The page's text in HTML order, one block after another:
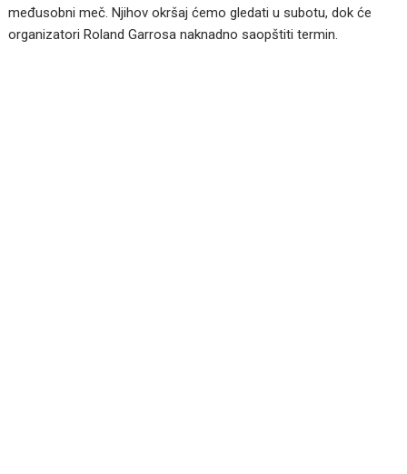
međusobni meč. Njihov okršaj ćemo gledati u subotu, dok će
organizatori Roland Garrosa naknadno saopštiti termin.